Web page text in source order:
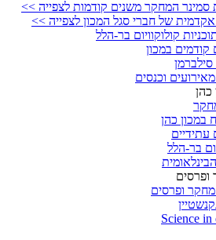
סמינר המחקר משנים קודמות לצפייה >>
של חברי סגל המכון לצפייה >>
קולוקוויום בר-הלל
קודמים במכון
וכנסים
כהן
במכון כהן
עתידיים
בר-הלל
ופרסים
ופרסים
Science in